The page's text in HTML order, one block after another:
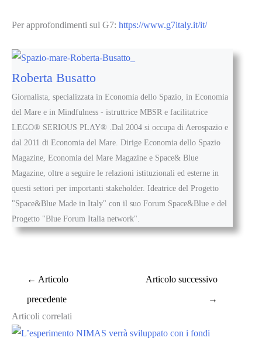
Per approfondimenti sul G7: https://www.g7italy.it/it/
Roberta Busatto
Giornalista, specializzata in Economia dello Spazio, in Economia
del Mare e in Mindfulness - istruttrice MBSR e facilitatrice
LEGO® SERIOUS PLAY® .Dal 2004 si occupa di Aerospazio e
dal 2011 di Economia del Mare. Dirige Economia dello Spazio
Magazine, Economia del Mare Magazine e Space& Blue
Magazine, oltre a seguire le relazioni istituzionali ed esterne in
questi settori per importanti stakeholder. Ideatrice del Progetto
"Space&Blue Made in Italy" con il suo Forum Space&Blue e del
Progetto "Blue Forum Italia network".
← Articolo
precedente
Articolo successivo
→
Articoli correlati